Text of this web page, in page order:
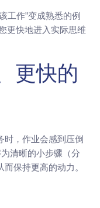
工作”变成熟悉的例
更快地进入实际思维
更快的
时，作业会感到压倒
为清晰的小步骤（分
保持更高的动力。